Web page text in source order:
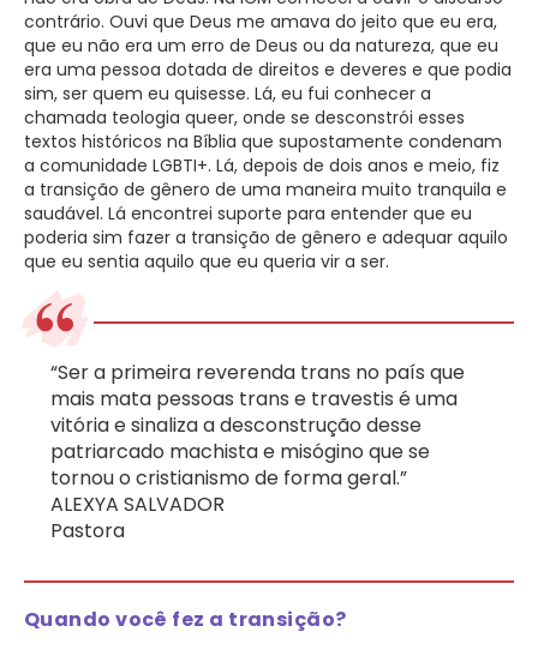
contrário. Ouvi que Deus me amava do jeito que eu era,
que eu não era um erro de Deus ou da natureza, que eu
era uma pessoa dotada de direitos e deveres e que podia
sim, ser quem eu quisesse. Lá, eu fui conhecer a
chamada teologia queer, onde se desconstrói esses
textos históricos na Bíblia que supostamente condenam
a comunidade LGBTI+. Lá, depois de dois anos e meio, fiz
a transição de gênero de uma maneira muito tranquila e
saudável. Lá encontrei suporte para entender que eu
poderia sim fazer a transição de gênero e adequar aquilo
que eu sentia aquilo que eu queria vir a ser.
“Ser a primeira reverenda trans no país que
mais mata pessoas trans e travestis é uma
vitória e sinaliza a desconstrução desse
patriarcado machista e misógino que se
tornou o cristianismo de forma geral.”
ALEXYA SALVADOR
Pastora
Quando você fez a transição?